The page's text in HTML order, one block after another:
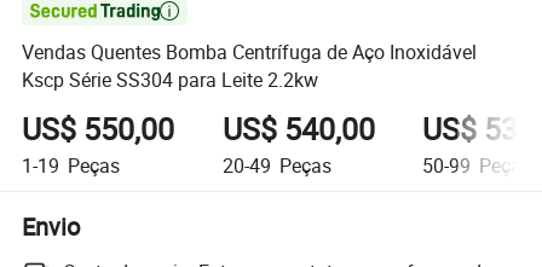

Vendas Quentes Bomba Centrífuga de Aço Inoxidável
Kscp Série SS304 para Leite 2.2kw
US$ 550,00
1-19 Peças
US$ 540,00
20-49 Peças
US$
50-99 Peças
Envio